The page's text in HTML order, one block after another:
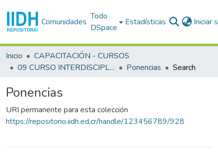
Comunidades
Todo
DSpace
Estadísticas Iniciar
Inicio
CAPACITACIÓN - CURSOS
09 CURSO INTERDISCIPLINARIO EN DERECHOS HUMANOS (9o. : 1991 ago. 1-10 : San José)
Ponencias Search
Ponencias
URI permanente para esta colección
https://repositorio.iidh.ed.cr/handle/123456789/928